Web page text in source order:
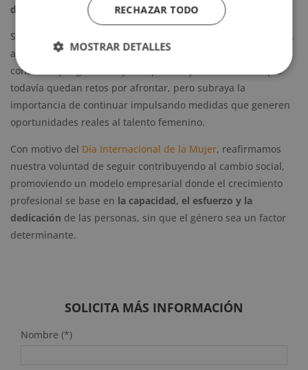
de trabajo más justo y equilibrado.
Según explica Montse Pere, subdirectora de nuestra escuela,
avanzar en igualdad implica mantener un compromiso
constante y seguir trabajando para mejorar. Reconoce que
todavía quedan retos por afrontar, pero subraya la
importancia de continuar impulsando medidas que generen
oportunidades reales al talento femenino.
Con motivo del Día Internacional de la Mujer, reafirmamos
nuestra voluntad de seguir contribuyendo al cambio social,
promoviendo un modelo empresarial donde el crecimiento
profesional se base en la capacidad, el esfuerzo y la
dedicación de las personas, sin que el género sea un factor
determinante.
SOLICITA MÁS INFORMACIÓN
Nombre (*)
RECHAZAR TODO
MOSTRAR DETALLES